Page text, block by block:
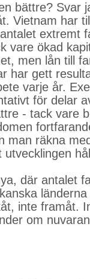
bättre? Svar
Vietnam har
extremt
vare ökad
men lån till
har gett
varje år.
för delar
- tack vare
man räkna
där antalet
inte framåt.
om